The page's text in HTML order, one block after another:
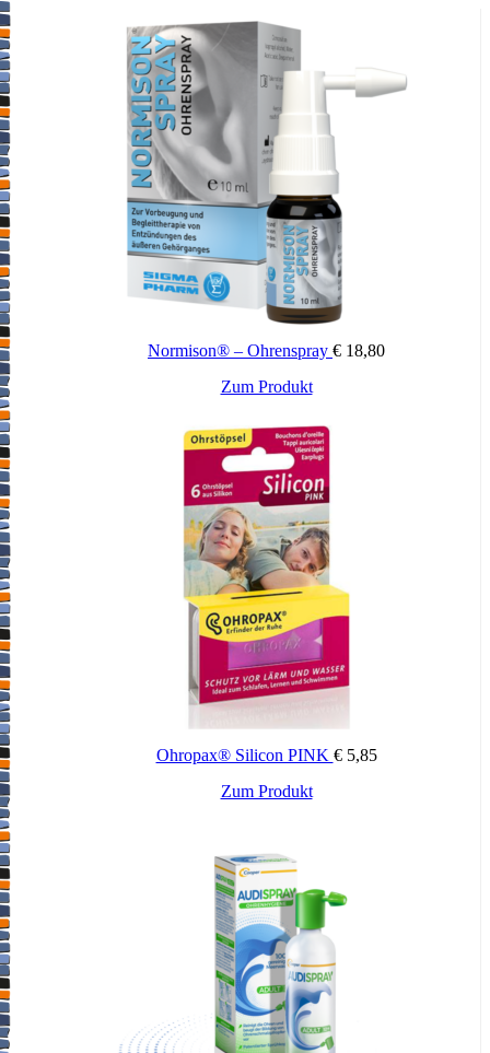
Wichtige Hinweise:
Cerustop Ohrenöl soll nicht bei entündetem Gehörgang und nicht
bei perforiertem Trommelfell angewendet werden.
Cerustop Ohrenöl ist kein Arzneimittel. Bei Ohrenschmerzen oder
stark haftenden Ohrenschmalzpfropfen sollte unbedingt ärztliche
Hilfe in Anspruch genommen werden.
Nach dem ersten Öffnen nicht länger als 8 Wochen verwenden.
Normison® – Ohrenspray € 18,80
Zum Produkt
Ohropax® Silicon PINK €5,85
Zum Produkt